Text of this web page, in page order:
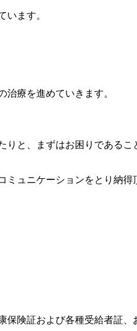
います。
療を進めていきます。
と、まずはお困りである
ュニケーションをとり納得
険証および各種受給者証、